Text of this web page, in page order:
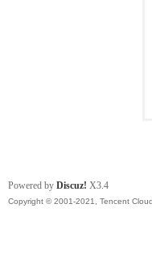
Powered by Discuz! X3.4
Copyright © 2001-2021, Tencent Cloud.